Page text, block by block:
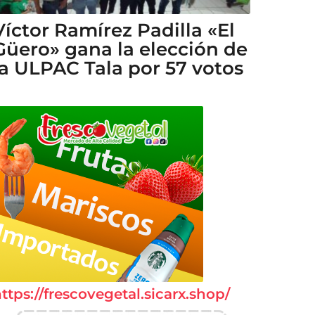
Ramírez Padilla «El
gana la elección de
ULPAC Tala por 57 votos
frescovegetal.sicarx.shop/